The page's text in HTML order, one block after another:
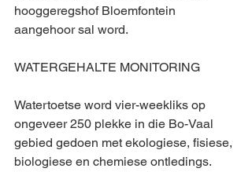
hooggeregshof Bloemfontein
aangehoor sal word.
WATERGEHALTE MONITORING
Watertoetse word vier-weekliks op
ongeveer 250 plekke in die Bo-Vaal
gebied gedoen met ekologiese, fisiese,
biologiese en chemiese ontledings.